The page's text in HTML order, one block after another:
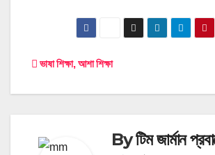
Post
navigation
ভাষা শিক্ষা, আশা শিক্ষা
Byটিম জার্মান